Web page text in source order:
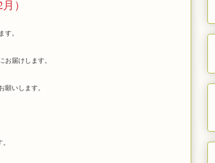
）
す。
お届けします。
いします。